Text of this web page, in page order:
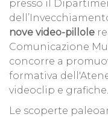
presso il
nove video-pillole
Comunicazione
concorre a
formativa
videoclip e grafiche.
Le scoperte